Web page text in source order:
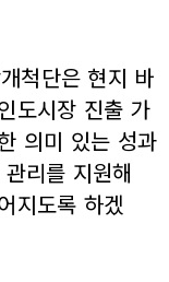
척단은 현지 바
도시장 진출 가
의미 있는 성과
리를 지원해
지도록 하겠